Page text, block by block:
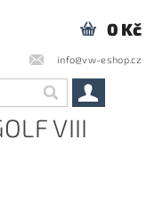
info@vw-eshop.cz
0 Kč
VIII